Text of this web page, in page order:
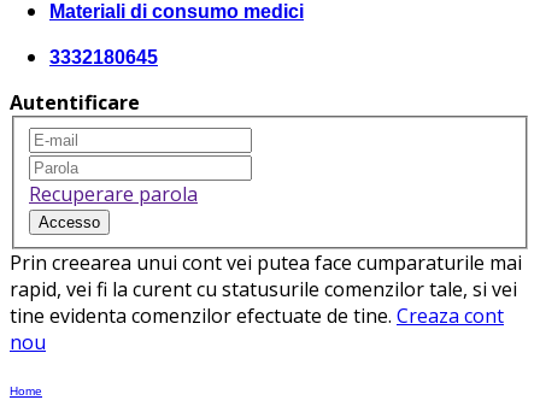
Materiali di consumo medici
3332180645
Autentificare
Recuperare parola
Accesso
Prin creearea unui cont vei putea face cumparaturile mai
rapid, vei fi la curent cu statusurile comenzilor tale, si vei
tine evidenta comenzilor efectuate de tine. Creaza cont
nou
Home